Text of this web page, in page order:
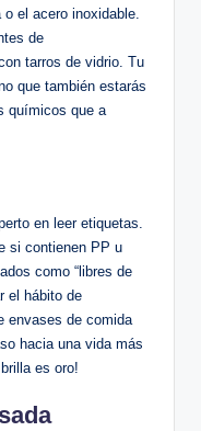
el acero inoxidable.
de
tarros de vidrio. Tu
que también estarás
químicos que a
en leer etiquetas.
si contienen PP u
como “libres de
el hábito de
envases de comida
hacia una vida más
es oro!